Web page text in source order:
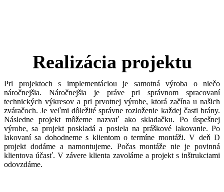
Realizácia projektu
Pri projektoch s implementáciou je samotná výroba o niečo
náročnejšia. Náročnejšia je práve pri správnom spracovaní
technických výkresov a pri prvotnej výrobe, ktorá začína u našich
zváračoch. Je veľmi dôležité správne rozloženie každej časti brány.
Následne projekt môžeme nazvať ako skladačku. Po úspešnej
výrobe, sa projekt poskladá a posiela na práškové lakovanie. Po
lakovaní sa dohodneme s klientom o termíne montáži. V deň D
projekt dodáme a namontujeme. Počas montáže nie je povinná
klientova účasť. V závere klienta zavoláme a projekt s inštrukciami
odovzdáme.